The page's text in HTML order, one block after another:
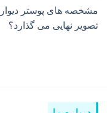
مشخصه های پوستر
تصویر نهایی می گذارد؟